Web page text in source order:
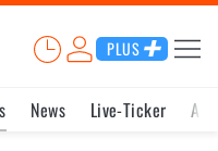
PLUS
News Live-Ticker